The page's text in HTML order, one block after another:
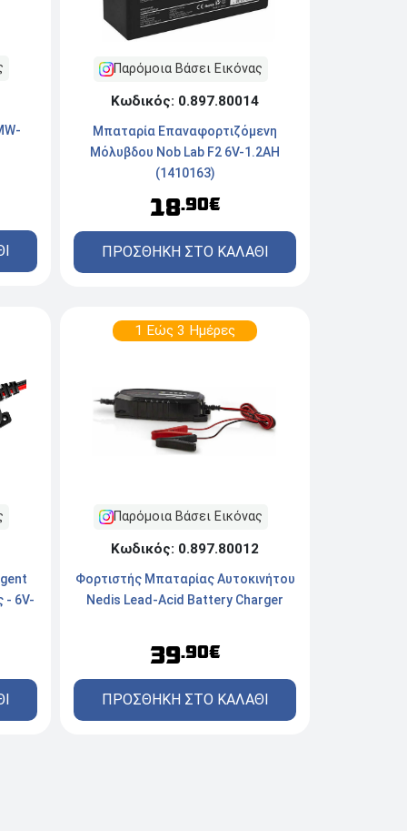
Παρόμοια Βάσει Εικόνας
Κωδικός: 0.897.80014
Μπαταρία Επαναφορτιζόμενη
Μόλυβδου Nob Lab F2 6V-1.2AH
(1410163)
18.90€
ΠΡΟΣΘΗΚΗ ΣΤΟ ΚΑΛΑΘΙ
- 6V-
1 Εώς 3 Ημέρες
Παρόμοια Βάσει Εικόνας
Κωδικός: 0.897.80012
Φορτιστής Μπαταρίας Αυτοκινήτου
Nedis Lead-Acid Battery Charger
39.90€
ΠΡΟΣΘΗΚΗ ΣΤΟ ΚΑΛΑΘΙ